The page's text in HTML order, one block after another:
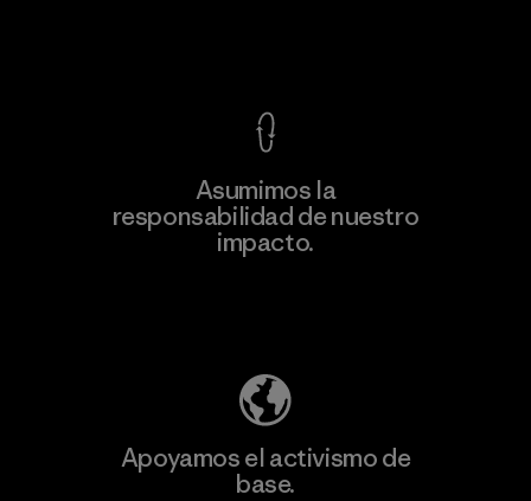
Asumimos la
responsabilidad de nuestro
impacto.
Apoyamos el activismo de
base.